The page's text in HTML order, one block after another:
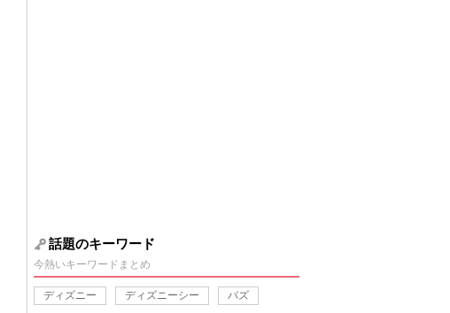
話題のキーワード
今熱いキーワードまとめ
ディズニー ディズニーシー バズ